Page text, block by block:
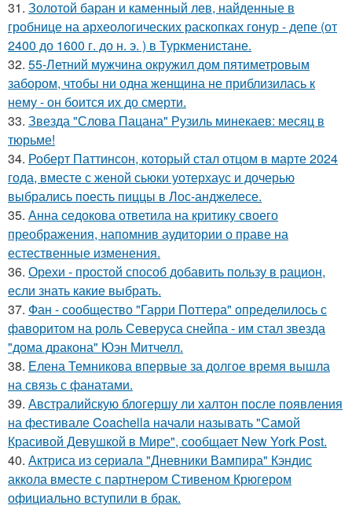
31. Золотой баран и каменный лев, найденные в
гробнице на археологических раскопках гонур - депе (от
2400 до 1600 г. до н. э. ) в Туркменистане.
32. 55-Летний мужчина окружил дом пятиметровым
забором, чтобы ни одна женщина не приблизилась к
нему - он боится их до смерти.
33. Звезда "Слова Пацана" Рузиль минекаев: месяц в
тюрьме!
34. Роберт Паттинсон, который стал отцом в марте 2024
года, вместе с женой сьюки уотерхаус и дочерью
выбрались поесть пиццы в Лос-анджелесе.
35. Анна седокова ответила на критику своего
преображения, напомнив аудитории о праве на
естественные изменения.
36. Орехи - простой способ добавить пользу в рацион,
если знать какие выбрать.
37. Фан - сообщество "Гарри Поттера" определилось с
фаворитом на роль Северуса снейпа - им стал звезда
"дома дракона" Юэн Митчелл.
38. Елена Темникова впервые за долгое время вышла
на связь с фанатами.
39. Австралийскую блогершу ли халтон после появления
на фестивале Coachella начали называть "Самой
Красивой Девушкой в Мире", сообщает New York Post.
40. Актриса из сериала "Дневники Вампира" Кэндис
аккола вместе с партнером Стивеном Крюгером
официально вступили в брак.